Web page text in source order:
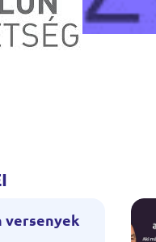
versenyek